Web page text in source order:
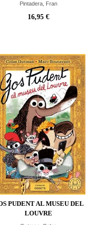
Pintadera, Fran
16,95 €
PUDENT AL MUSEU DEL
LOUVRE